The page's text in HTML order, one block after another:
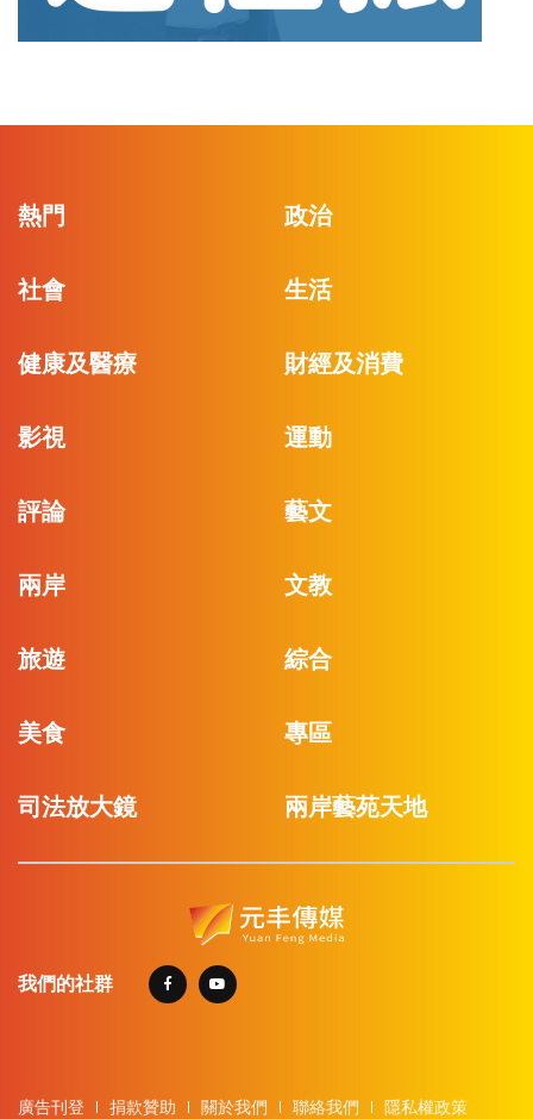
熱門 政治
社會 生活
健康及醫療 財經及消費
影視 運動
評論 藝文
兩岸 文教
旅遊 綜合
美食 專區
司法放大鏡 兩岸藝苑天地
我們的社群
廣告刊登 捐款贊助 關於我們 聯絡我們 隱私權政策